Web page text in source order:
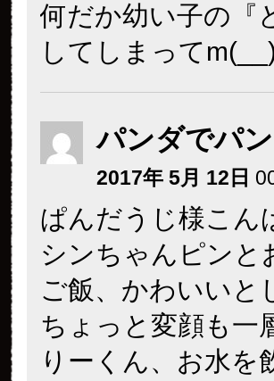
何だか幼い子の『
してしまって
パンダでパン
2017年 5月 12日
ぱんだうじ様こん
シンちゃんピンと
ご飯、かわいいと
ちょっと変顔も一
りーくん、お水を